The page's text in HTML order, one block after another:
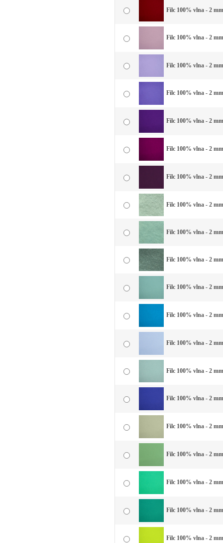
Filc 100% vlna - 2
Filc 100% vlna - 2
Filc 100% vlna - 2
Filc 100% vlna - 2
Filc 100% vlna - 2
Filc 100% vlna - 2
Filc 100% vlna - 2
Filc 100% vlna - 2
Filc 100% vlna - 2
Filc 100% vlna - 2
Filc 100% vlna - 2
Filc 100% vlna - 2
Filc 100% vlna - 2
Filc 100% vlna - 2
Filc 100% vlna - 2
Filc 100% vlna - 2
Filc 100% vlna - 2
Filc 100% vlna - 2
Filc 100% vlna - 2
Filc 100% vlna - 2